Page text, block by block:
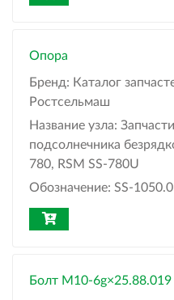
Опора
Бренд: Каталог
Ростсельмаш
Название узла:
подсолнечника
780, RSM SS-780U
Обозначение: SS-
Болт М10-